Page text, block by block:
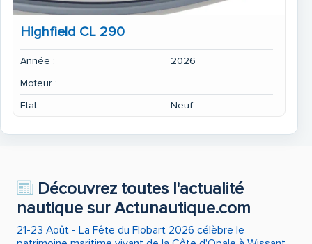
Highfield CL 290
Année :
2026
Moteur :
Etat :
Neuf
Découvrez toutes l'actualité
nautique sur Actunautique.com
21-23 Août - La Fête du Flobart 2026 célèbre le